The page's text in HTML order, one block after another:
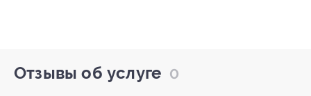
Отзывы об услуге 0